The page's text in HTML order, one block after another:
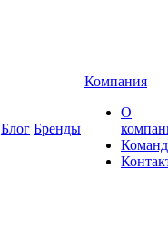
Блог Бренды
Компания
О